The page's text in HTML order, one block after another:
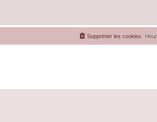
Supprimer les cookies